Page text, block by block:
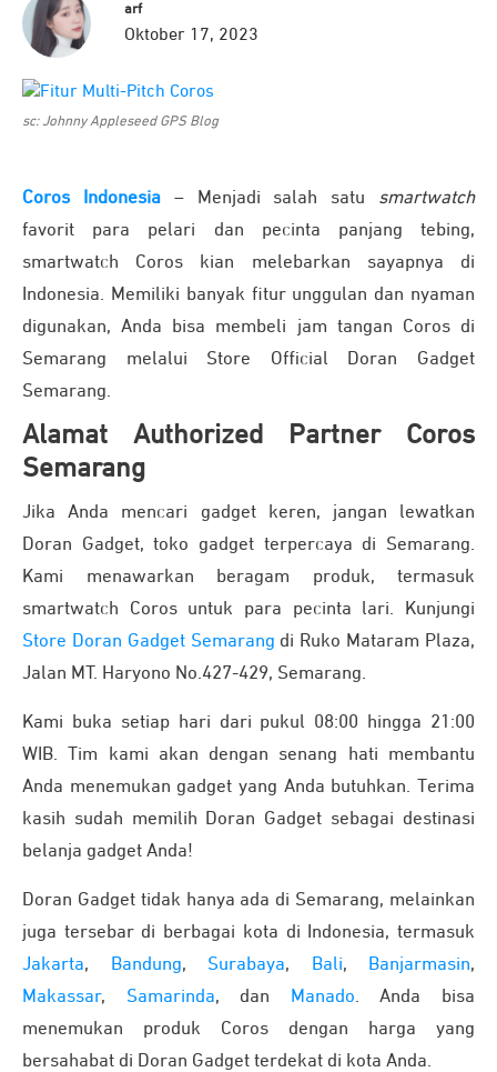
arf
Oktober 17, 2023
sc: Johnny Appleseed GPS Blog
Coros Indonesia– Menjadi salah satu smartwatch
favorit para pelari dan pecinta panjang tebing,
smartwatch Coros kian melebarkan sayapnya di
Indonesia. Memiliki banyak fitur unggulan dan nyaman
digunakan, Anda bisa membeli jam tangan Coros di
Semarang melalui Store Official Doran Gadget
Semarang.
Alamat Authorized Partner Coros
Semarang
Jika Anda mencari gadget keren, jangan lewatkan
Doran Gadget, toko gadget terpercaya di Semarang.
Kami menawarkan beragam produk, termasuk
smartwatch Coros untuk para pecinta lari. Kunjungi
Store Doran Gadget Semarang di Ruko Mataram Plaza,
Jalan MT. Haryono No.427-429, Semarang.
Kami buka setiap hari dari pukul 08:00 hingga 21:00
WIB. Tim kami akan dengan senang hati membantu
Anda menemukan gadget yang Anda butuhkan. Terima
kasih sudah memilih Doran Gadget sebagai destinasi
belanja gadget Anda!
Doran Gadget tidak hanya ada di Semarang, melainkan
juga tersebar di berbagai kota di Indonesia, termasuk
Jakarta, Bandung, Surabaya, Bali, Banjarmasin,
Makassar, Samarinda, dan Manado. Anda bisa
menemukan produk Coros dengan harga yang
bersahabat di Doran Gadget terdekat di kota Anda.